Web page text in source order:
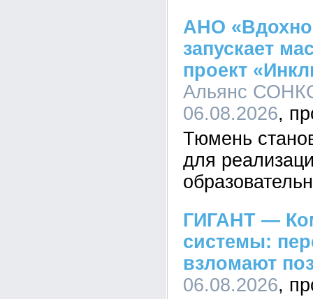
АНО
запускает
проект
Альянс
06.08.2026
Тюмень
для
ГИГАНТ —
системы:
взломают
06.08.2026